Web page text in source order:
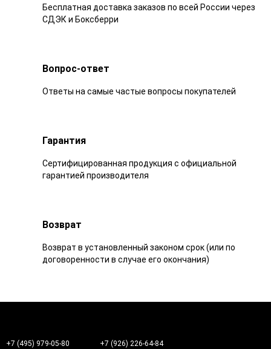
Бесплатная доставка заказов по всей России через
СДЭК и Боксберри
Вопрос-ответ
Ответы на самые частые вопросы покупателей
Гарантия
Сертифицированная продукция с официальной
гарантией производителя
Возврат
Возврат в установленный законом срок (или по
договоренности в случае его окончания)
+7 (495) 979-05-80 +7 (926) 226-64-84